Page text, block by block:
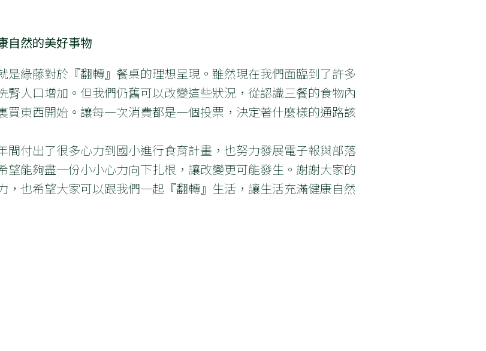
自然的美好事物
是綠藤對於『翻轉』餐桌的理想呈現。雖然現在我們面臨到了許多
腎人口增加。但我們仍舊可以改變這些狀況，從認識三餐的食物內
買東西開始。讓每一次消費都是一個投票，決定著什麼樣的通路該
間付出了很多心力到國小進行食育計畫，也努力發展電子報與部落
望能夠盡一份小小心力向下扎根，讓改變更可能發生。謝謝大家的
，也希望大家可以跟我們一起『翻轉』生活，讓生活充滿健康自然